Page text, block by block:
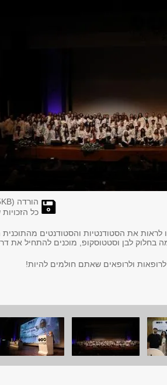
הורדה (KB)
כל
את הסטודנטיות והסטודנטים
בחלוק לבן וסטטוסקופ, מוכנים להתחיל את
ולרופאים שאתם חולמים להיות!